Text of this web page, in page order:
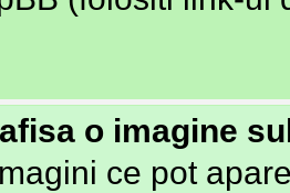
o imagine
ce pot